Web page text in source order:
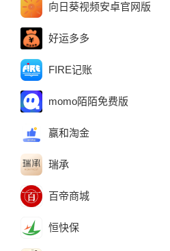
向日葵视频安卓官网版
好运多多
FIRE记账
momo陌陌免费版
赢和淘金
瑞承
百帝商城
恒快保